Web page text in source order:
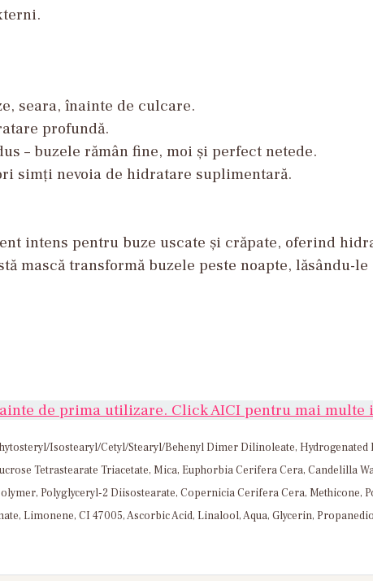
seara, înainte de culcare.
profundă.
– buzele rămân fine, moi și perfect netede.
simți nevoia de hidratare suplimentară.
intens pentru buze uscate și crăpate, oferind
mască transformă buzele peste noapte, lăsându-
de prima utilizare. Click AICI pentru mai
Isostearyl/Cetyl/Stearyl/Behenyl Dimer Dilinoleate,
Tetrastearate Triacetate, Mica, Euphorbia Cerifera Cera, Candelilla
Polyglyceryl-2 Diisostearate, Copernicia Cerifera Cera,
Limonene, CI 47005, Ascorbic Acid, Linalool, Aqua, Glycerin,